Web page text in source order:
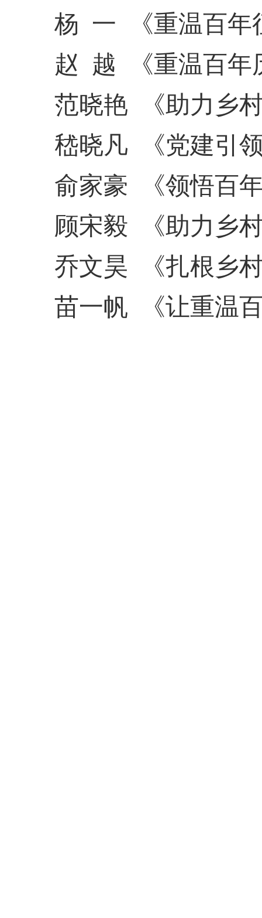
杨 一
《重温百年
赵 越
《重温百年
范晓艳
《助力乡
嵇晓凡
《党建引
俞家豪
《领悟百
顾宋毅
《助力乡
乔文昊
《扎根乡
苗一帆
《让重温